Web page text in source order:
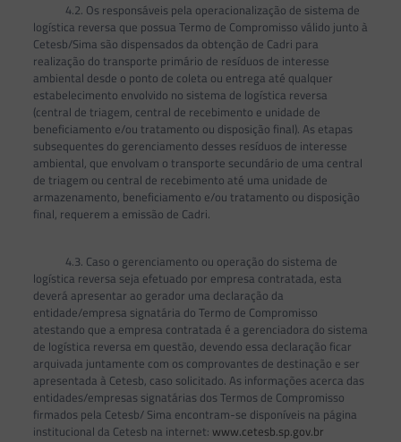
4.2. Os responsáveis pela operacionalização de sistema de
logística reversa que possua Termo de Compromisso válido junto à
Cetesb/Sima são dispensados da obtenção de Cadri para
realização do transporte primário de resíduos de interesse
ambiental desde o ponto de coleta ou entrega até qualquer
estabelecimento envolvido no sistema de logística reversa
(central de triagem, central de recebimento e unidade de
beneficiamento e/ou tratamento ou disposição final). As etapas
subsequentes do gerenciamento desses resíduos de interesse
ambiental, que envolvam o transporte secundário de uma central
de triagem ou central de recebimento até uma unidade de
armazenamento, beneficiamento e/ou tratamento ou disposição
final, requerem a emissão de Cadri.
4.3. Caso o gerenciamento ou operação do sistema de
logística reversa seja efetuado por empresa contratada, esta
deverá apresentar ao gerador uma declaração da
entidade/empresa signatária do Termo de Compromisso
atestando que a empresa contratada é a gerenciadora do sistema
de logística reversa em questão, devendo essa declaração ficar
arquivada juntamente com os comprovantes de destinação e ser
apresentada à Cetesb, caso solicitado. As informações acerca das
entidades/empresas signatárias dos Termos de Compromisso
firmados pela Cetesb/ Sima encontram-se disponíveis na página
institucional da Cetesb na internet: www.cetesb.sp.gov.br